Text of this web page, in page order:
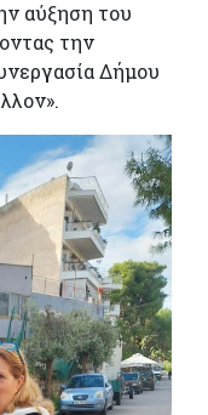
αύξηση του
την
Δήμου